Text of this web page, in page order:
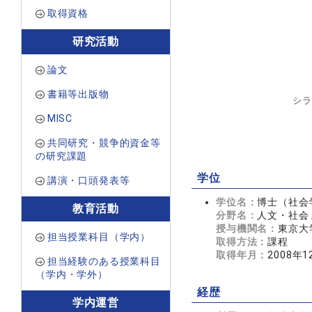
取得資格
研究活動
論文
書籍等出版物
MISC
共同研究・競争的資金等
の研究課題
講演・口頭発表等
教育活動
担当授業科目（学内）
担当経験のある授業科目
（学内・学外）
学内運営
シ
学位
学位名：博士（社会
分野名： 人文・社
授与機関名：東京大
取得方法：課程
取得年月： 2008年
経歴